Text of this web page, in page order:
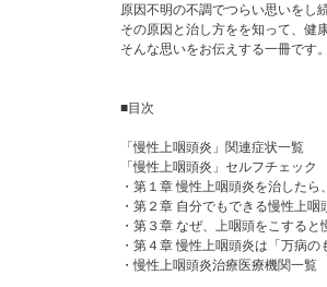
原因不明の不調でつらい思いをし
その原因と治し方をを知って、健
そんな思いをお伝えする一冊です。
■目次
「慢性上咽頭炎」関連症状一覧
「慢性上咽頭炎」セルフチェック
・第１章 慢性上咽頭炎を治した
・第２章 自分でもできる慢性上咽
・第３章 なぜ、上咽頭をこする
・第４章 慢性上咽頭炎は「万病の
・慢性上咽頭炎治療医療機関一覧